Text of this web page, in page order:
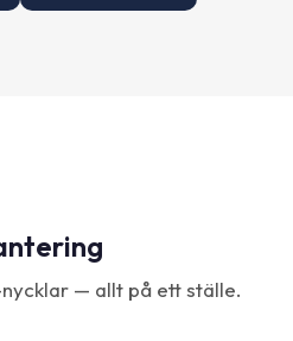
— allt på ett ställe.